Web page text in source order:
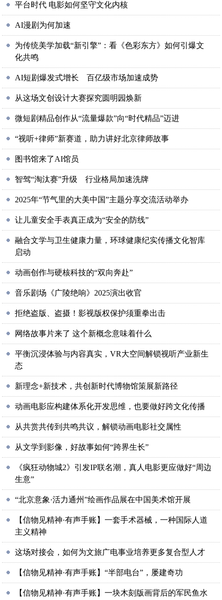
平台时代 电影如何坚守文化内核
AI漫剧为何加速
为传统美学加载“新引擎”：看《色彩东方》如何引爆文
化共鸣
AI短剧爆发式增长 百亿级市场加速成势
从这场文创设计大赛探究圆明园焕新
微短剧精品创作从“流量爆款”向“时代精品”迈进
“视听+律师”新赛道，助力讲好北京律师故事
图书馆来了AI馆员
智驾“淘汰赛”升级 行业格局加速洗牌
2025年“节气里的大美中国”主题分享交流活动举办
让儿童安全手表真正成为“安全的防线”
融合文学与卫生健康力量，环球健康纪实传播文化智库
启动
动画创作与硬核科技的“双向奔赴”
音乐剧场《广陵绝响》2025演出收官
拒绝盗版、盗摄！影视版权保护须重拳出击
网络故事片来了 这个新概念意味着什么
平衡沉浸体验与内容真实，VR大空间解锁视听产业新生
态
新理念+新技术，共创新时代博物馆策展新路径
动画电影应构建体系化开发思维，也要做好跨文化传播
从共赏共传到共鸣共议，解锁动画电影社交属性
从文学到影像，好故事如何“跨界生长”
《疯狂动物城2》引发IP联名潮，真人电影更应做好“周边
生意”
“北京意象·活力通州”绘画作品展在中国美术馆开展
【信物见精神·有声手账】一套手术器械，一种国际人道
主义精神
这场对接会，如何为文旅广电事业培养更多复合型人才
【信物见精神·有声手账】“半部电台”，屡建奇功
【信物见精神·有声手账】一块木刻版画背后的军民鱼水